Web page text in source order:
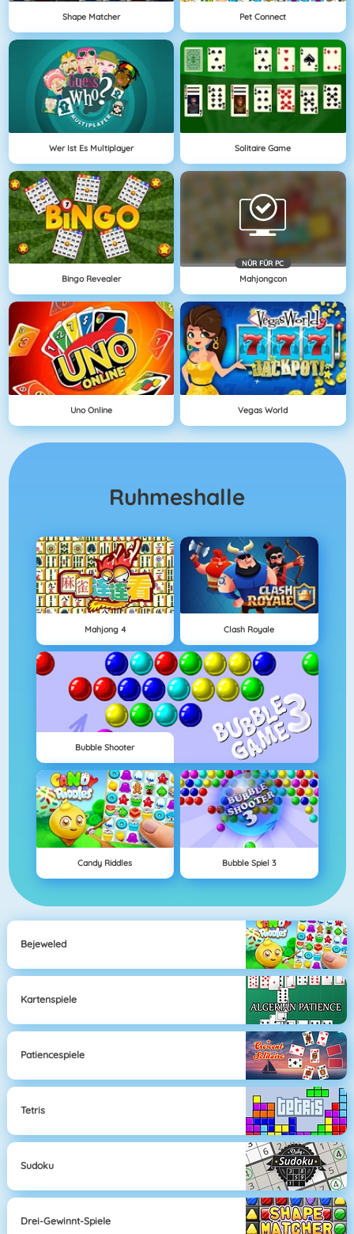
Shape Matcher Pet Connect
Wer Ist Es Multiplayer Solitaire Game
Bingo Revealer
NÜR FÜR PC
Mahjongcon
Uno Online Vegas World
Ruhmeshalle
Mahjong 4 Clash Royale
Bubble Shooter
Candy Riddles Bubble Spiel 3
Bejeweled
Kartenspiele
Patiencespiele
Tetris
Sudoku
Drei-Gewinnt-Spiele